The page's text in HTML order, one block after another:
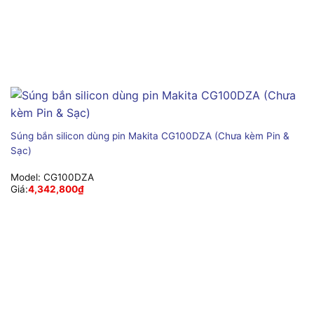
Súng bắn silicon dùng pin Makita CG100DZA (Chưa kèm Pin &
Sạc)
Model: CG100DZA
Giá:4,342,800₫